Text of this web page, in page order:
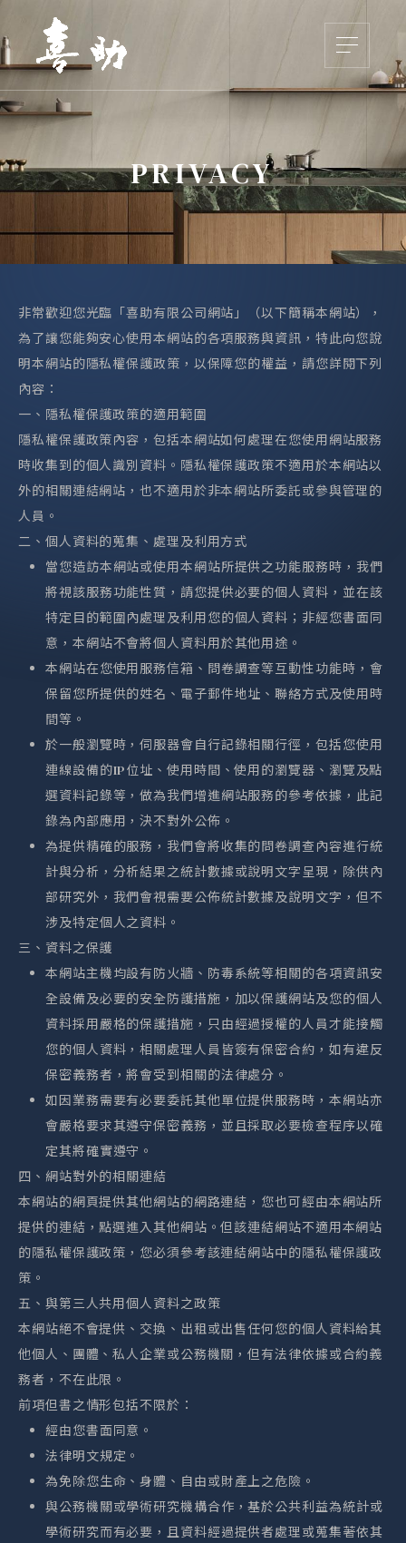
PRIVACY
非常歡迎您光臨「喜助有限公司網站」（以下簡稱本網站），
為了讓您能夠安心使用本網站的各項服務與資訊，特此向您說
明本網站的隱私權保護政策，以保障您的權益，請您詳閱下列
內容：
一、隱私權保護政策的適用範圍
隱私權保護政策內容，包括本網站如何處理在您使用網站服務
時收集到的個人識別資料。隱私權保護政策不適用於本網站以
外的相關連結網站，也不適用於非本網站所委託或參與管理的
人員。
二、個人資料的蒐集、處理及利用方式
當您造訪本網站或使用本網站所提供之功能服務時，我們
將視該服務功能性質，請您提供必要的個人資料，並在該
特定目的範圍內處理及利用您的個人資料；非經您書面同
意，本網站不會將個人資料用於其他用途。
本網站在您使用服務信箱、問卷調查等互動性功能時，會
保留您所提供的姓名、電子郵件地址、聯絡方式及使用時
間等。
於一般瀏覽時，伺服器會自行記錄相關行徑，包括您使用
連線設備的IP位址、使用時間、使用的瀏覽器、瀏覽及點
選資料記錄等，做為我們增進網站服務的參考依據，此記
錄為內部應用，決不對外公佈。
為提供精確的服務，我們會將收集的問卷調查內容進行統
計與分析，分析結果之統計數據或說明文字呈現，除供內
部研究外，我們會視需要公佈統計數據及說明文字，但不
涉及特定個人之資料。
三、資料之保護
本網站主機均設有防火牆、防毒系統等相關的各項資訊安
全設備及必要的安全防護措施，加以保護網站及您的個人
資料採用嚴格的保護措施，只由經過授權的人員才能接觸
您的個人資料，相關處理人員皆簽有保密合約，如有違反
保密義務者，將會受到相關的法律處分。
如因業務需要有必要委託其他單位提供服務時，本網站亦
會嚴格要求其遵守保密義務，並且採取必要檢查程序以確
定其將確實遵守。
四、網站對外的相關連結
本網站的網頁提供其他網站的網路連結，您也可經由本網站所
提供的連結，點選進入其他網站。但該連結網站不適用本網站
的隱私權保護政策，您必須參考該連結網站中的隱私權保護政
策。
五、與第三人共用個人資料之政策
本網站絕不會提供、交換、出租或出售任何您的個人資料給其
他個人、團體、私人企業或公務機關，但有法律依據或合約義
務者，不在此限。
前項但書之情形包括不限於：
經由您書面同意。
法律明文規定。
為免除您生命、身體、自由或財產上之危險。
與公務機關或學術研究機構合作，基於公共利益為統計或
學術研究而有必要，且資料經過提供者處理或蒐集著依其